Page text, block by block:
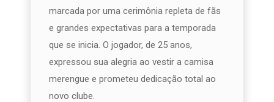
marcada por uma cerimônia repleta de fãs
e grandes expectativas para a temporada
que se inicia. O jogador, de 25 anos,
expressou sua alegria ao vestir a camisa
merengue e prometeu dedicação total ao
novo clube.